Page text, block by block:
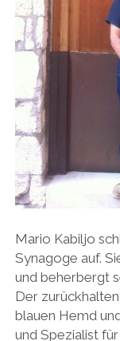
Mario Kabiljo
Synagoge auf.
und beherbergt
Der
blauen Hemd
und Spezialist